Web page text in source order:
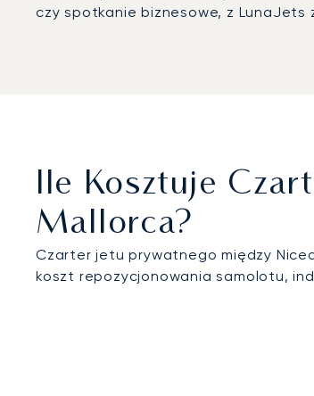
czy spotkanie biznesowe, z LunaJets
Ile Kosztuje
Mallorca?
Czarter jetu prywatnego między
koszt repozycjonowania samolotu,